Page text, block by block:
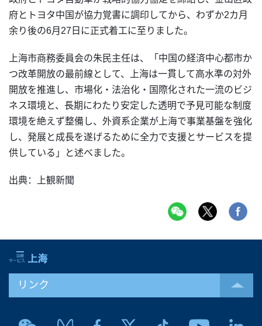
府とトヨタ中国が協力覚書に調印してから、わずか2カ月
余り後の6月27日に正式着工に至りました。
上海市商務委員会の朱民主任は、「中国の経済中心都市か
つ改革開放の最前線として、上海は一貫して高水準の対外
開放を推進し、市場化・法治化・国際化された一流のビジ
ネス環境と、長期にわたり安定した透明で予見可能な制度
環境を絶えず整備し、外資系企業が上海で事業基盤を強化
し、発展と成長を遂げるために全力で支援とサービスを提
供している」と述べました。
出典：上観新聞
リンク